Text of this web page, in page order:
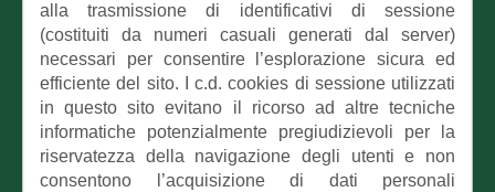
alla trasmissione di identificativi di sessione
(costituiti da numeri casuali generati dal server)
necessari per consentire l’esplorazione sicura ed
efficiente del sito. I c.d. cookies di sessione utilizzati
in questo sito evitano il ricorso ad altre tecniche
informatiche potenzialmente pregiudizievoli per la
riservatezza della navigazione degli utenti e non
consentono l’acquisizione di dati personali